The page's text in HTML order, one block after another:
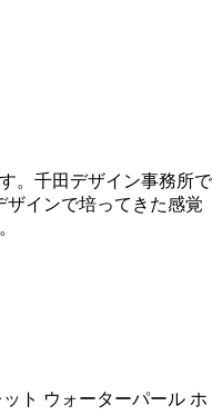
。千田デザイン事務所で
インで培ってきた感覚
ト ウォーターパール ホ